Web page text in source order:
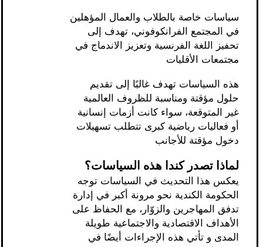
سياسات خاصة بالطلاب والعمال المؤهلين
في المجتمع الفرانكوفوني، تهدف إلى
تحفيز اللغة الفرنسية وتعزيز الاندماج في
مجتمعات الأقليات
هذه السياسات تهدف غالبًا إلى تقديم
حلول مؤقتة ومناسبة للظروف العالمية
غير المتوقعة، سواء كانت أزمات إنسانية
أو فعاليات رياضية كبرى تتطلب تسهيلات
دخول مؤقتة للأجانب
لماذا تصدر كندا هذه السياسات؟
يعكس هذا التحديث في السياسات توجه
الحكومة الكندية نحو مرونة أكبر في إدارة
تدفق المهاجرين والزوّار، مع الحفاظ على
الأهداف الاقتصادية والاجتماعية طويلة
المدى و تأتي هذه الإجراءات أيضًا في